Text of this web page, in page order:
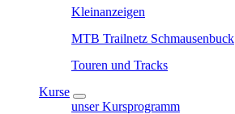
Kleinanzeigen
MTB Trailnetz Schmausenbuck
Touren und Tracks
Kurse
unser Kursprogramm